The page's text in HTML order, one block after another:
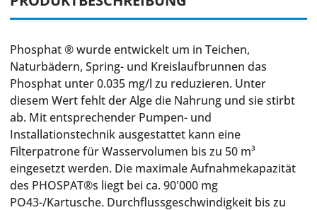
Phosphat ® wurde entwickelt um in Teichen,
Naturbädern, Spring- und Kreislaufbrunnen das
Phosphat unter 0.035 mg/l zu reduzieren. Unter
diesem Wert fehlt der Alge die Nahrung und sie stirbt
ab. Mit entsprechender Pumpen- und
Installationstechnik ausgestattet kann eine
Filterpatrone für Wasservolumen bis zu 50 m³
eingesetzt werden. Die maximale Aufnahmekapazität
des PHOSPAT®s liegt bei ca. 90'000 mg
PO43-/Kartusche. Durchflussgeschwindigkeit bis zu